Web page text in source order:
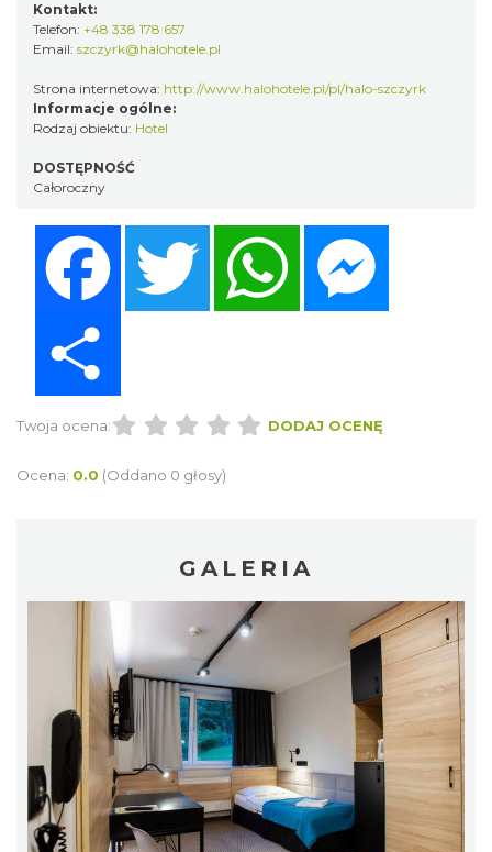
Kontakt:
Telefon: +48 338 178 657
Email: szczyrk@halohotele.pl
Strona internetowa: http://www.halohotele.pl/pl/halo-szczyrk
Informacje ogólne:
Rodzaj obiektu: Hotel
DOSTĘPNOŚĆ
Całoroczny
Twitter WhatsApp
Twoja ocena: DODAJ OCENĘ
Ocena: 0.0 (Oddano 0 głosy)
GALERIA